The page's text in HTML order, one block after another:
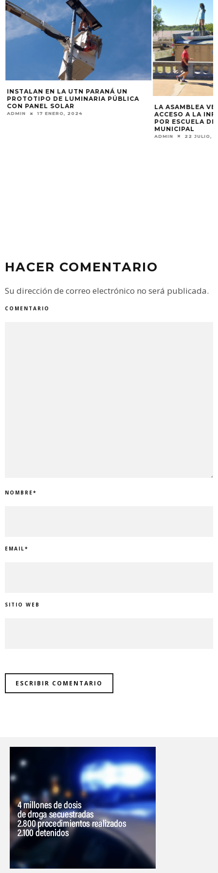
INSTALAN EN LA UTN PARANÁ UN
PROTOTIPO DE LUMINARIA PÚBLICA
CON PANEL SOLAR
ADMIN 17 ENERO, 2024
LA ASAMBLEA
ACCESO A LA
POR ESCUELA
MUNICIPAL
ADMIN 22 JULIO,
HACER COMENTARIO
Su dirección de correo electrónico no será publicada.
COMENTARIO
NOMBRE*
EMAIL*
SITIO WEB